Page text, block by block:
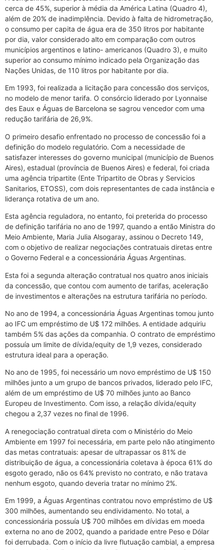
cerca de 45%, superior à média da América Latina (Quadro 4),
além de 20% de inadimplência. Devido à falta de hidrometração,
o consumo per capita de água era de 350 litros por habitante
por dia, valor considerado alto em comparação com outros
municípios argentinos e latino- americanos (Quadro 3), e muito
superior ao consumo mínimo indicado pela Organização das
Nações Unidas, de 110 litros por habitante por dia.
Em 1993, foi realizada a licitação para concessão dos serviços,
no modelo de menor tarifa. O consórcio liderado por Lyonnaise
des Eaux e Águas de Barcelona se sagrou vencedor com uma
redução tarifária de 26,9%.
O primeiro desafio enfrentado no processo de concessão foi a
definição do modelo regulatório. Com a necessidade de
satisfazer interesses do governo municipal (município de Buenos
Aires), estadual (província de Buenos Aires) e federal, foi criada
uma agência tripartite (Ente Tripartito de Obras y Servicios
Sanitarios, ETOSS), com dois representantes de cada instância e
liderança rotativa de um ano.
Esta agência reguladora, no entanto, foi preterida do processo
de definição tarifária no ano de 1997, quando a então Ministra do
Meio Ambiente, Maria Julia Alsogaray, assinou o Decreto 149,
com o objetivo de realizar negociações contratuais diretas entre
o Governo Federal e a concessionária Águas Argentinas.
Esta foi a segunda alteração contratual nos quatro anos iniciais
da concessão, que contou com aumento de tarifas, aceleração
de investimentos e alterações na estrutura tarifária no período.
No ano de 1994, a concessionária Águas Argentinas tomou junto
ao IFC um empréstimo de U$ 172 milhões. A entidade adquiriu
também 5% das ações da companhia. O contrato de empréstimo
possuía um limite de dívida/equity de 1,9 vezes, considerado
estrutura ideal para a operação.
No ano de 1995, foi necessário um novo empréstimo de U$ 150
milhões junto a um grupo de bancos privados, liderado pelo IFC,
além de um empréstimo de U$ 70 milhões junto ao Banco
Europeu de Investimento. Com isso, a relação dívida/equity
chegou a 2,37 vezes no final de 1996.
A renegociação contratual direta com o Ministério do Meio
Ambiente em 1997 foi necessária, em parte pelo não atingimento
das metas contratuais: apesar de ultrapassar os 81% de
distribuição de água, a concessionária coletava à época 61% do
esgoto gerado, não os 64% previsto no contrato, e não tratava
nenhum esgoto, quando deveria tratar no mínimo 2%.
Em 1999, a Águas Argentinas contratou novo empréstimo de U$
300 milhões, aumentando seu endividamento. No total, a
concessionária possuía U$ 700 milhões em dívidas em moeda
externa no ano de 2002, quando a paridade entre Peso e Dólar
foi derrubada. Com o início da livre flutuação cambial, a empresa